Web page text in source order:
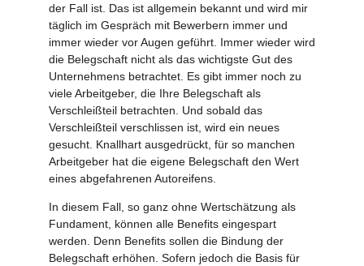
der Fall ist. Das ist allgemein bekannt und wird mir
täglich im Gespräch mit Bewerbern immer und
immer wieder vor Augen geführt. Immer wieder wird
die Belegschaft nicht als das wichtigste Gut des
Unternehmens betrachtet. Es gibt immer noch zu
viele Arbeitgeber, die Ihre Belegschaft als
Verschleißteil betrachten. Und sobald das
Verschleißteil verschlissen ist, wird ein neues
gesucht. Knallhart ausgedrückt, für so manchen
Arbeitgeber hat die eigene Belegschaft den Wert
eines abgefahrenen Autoreifens.
In diesem Fall, so ganz ohne Wertschätzung als
Fundament, können alle Benefits eingespart
werden. Denn Benefits sollen die Bindung der
Belegschaft erhöhen. Sofern jedoch die Basis für